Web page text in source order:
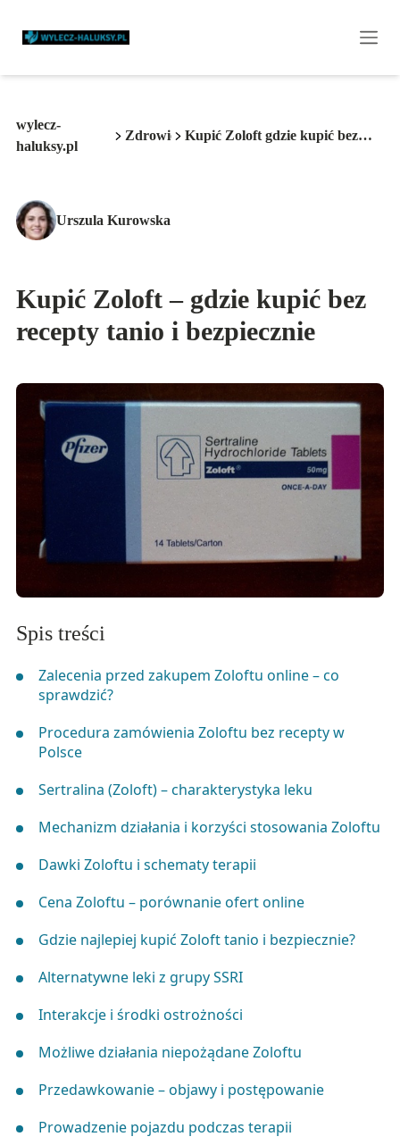
wylecz-
haluksy.pl
Zdrowie Kupić Zoloft gdzie kupić bez
Urszula Kurowska
Kupić Zoloft – gdzie kupić bez
recepty tanio i bezpiecznie
Spis treści
Zalecenia przed zakupem Zoloftu online – co
sprawdzić?
Procedura zamówienia Zoloftu bez recepty w
Polsce
Sertralina (Zoloft) – charakterystyka leku
Mechanizm działania i korzyści stosowania Zoloftu
Dawki Zoloftu i schematy terapii
Cena Zoloftu – porównanie ofert online
Gdzie najlepiej kupić Zoloft tanio i bezpiecznie?
Alternatywne leki z grupy SSRI
Interakcje i środki ostrożności
Możliwe działania niepożądane Zoloftu
Przedawkowanie – objawy i postępowanie
Prowadzenie pojazdu podczas terapii